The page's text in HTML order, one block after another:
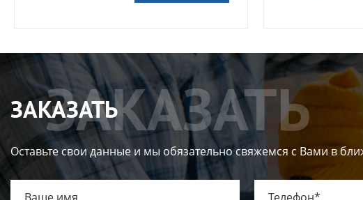
ЗАКАЗАТЬ
Оставьте свои данные и мы обязательно свяжемся с Вами в